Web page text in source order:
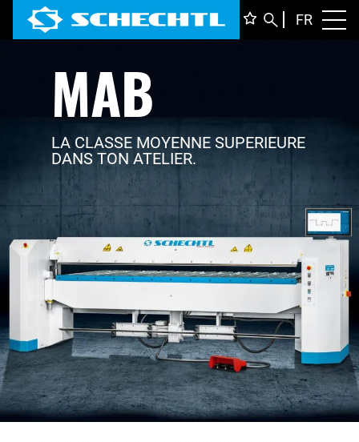
FR
MAB
LA CLASSE MOYENNE SUPERIEURE
DANS TON ATELIER.